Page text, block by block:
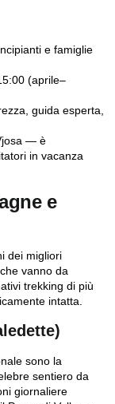
e famiglie
(aprile–
guida esperta,
— è
in vacanza
e
dei migliori
vanno da
trekking di più
intatta.
sono la
sentiero da
giornaliere